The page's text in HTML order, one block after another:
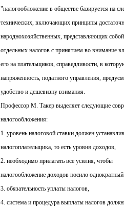
"налогообложение в обществе базируется на
технических, включающих принципы
народнохозяйственных, представляющих
отдельных налогов с принятием во внимание
его на плательщиков, справедливости, в
напряженность, податного управления,
удобство и дешевизну взимания.
Профессор М. Такер выделяет следующие
налогообложения:
1. уровень налоговой ставки должен
налогоплательщика, то есть уровня доходов,
2. необходимо прилагать все усилия, чтобы
налогообложение доходов носило однократный
3. обязательность уплаты налогов,
4. система и процедура выплаты налогов